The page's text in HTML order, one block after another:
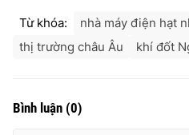
Từ khóa: nhà máy điện hạt
thị trường châu Âu
khí đốt
Bình luận (0)